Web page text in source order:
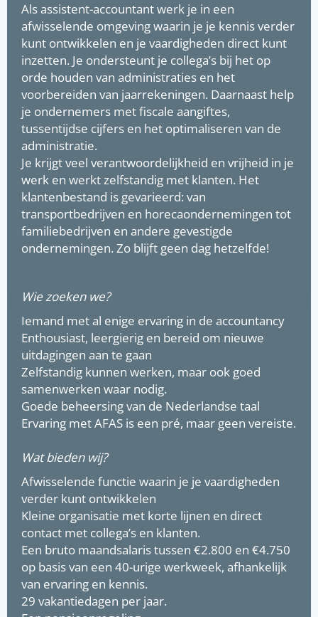
Nieuwsbrief September
2024
Download Nieuwsbrief september 2024
Als assistent-accountant werk je in een
afwisselende omgeving waarin je je kennis verder
kunt ontwikkelen en je vaardigheden direct kunt
inzetten. Je ondersteunt je collega’s bij het op
orde houden van administraties en het
voorbereiden van jaarrekeningen. Daarnaast help
je ondernemers met fiscale aangiftes,
tussentijdse cijfers en het optimaliseren van de
administratie.
Je krijgt veel verantwoordelijkheid en vrijheid in je
werk en werkt zelfstandig met klanten. Het
klantenbestand is gevarieerd: van
transportbedrijven en horecaondernemingen tot
familiebedrijven en andere gevestigde
ondernemingen. Zo blijft geen dag hetzelfde!
Wie zoeken we?
Iemand met al enige ervaring in de accountancy
Enthousiast, leergierig en bereid om nieuwe
uitdagingen aan te gaan
Zelfstandig kunnen werken, maar ook goed
samenwerken waar nodig.
Goede beheersing van de Nederlandse taal
Ervaring met AFAS is een pré, maar geen vereiste.
Wat bieden wij?
Afwisselende functie waarin je je vaardigheden
verder kunt ontwikkelen
Kleine organisatie met korte lijnen en direct
contact met collega’s en klanten.
Een bruto maandsalaris tussen €2.800 en €4.750
op basis van een 40-urige werkweek, afhankelijk
van ervaring en kennis.
29 vakantiedagen per jaar.